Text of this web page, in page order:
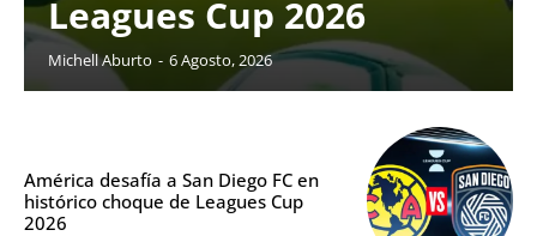
Leagues Cup 2026
Michell Aburto - 6 Agosto, 2026
América desafía a San Diego FC en
histórico choque de Leagues Cup
2026